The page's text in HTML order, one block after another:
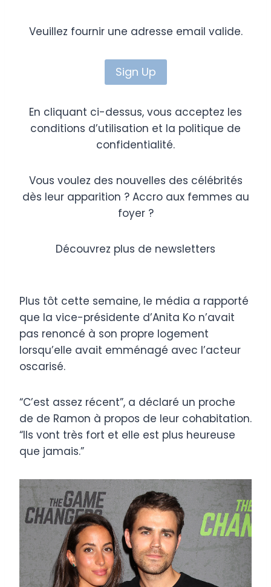
Veuillez fournir une adresse email valide.
En cliquant ci-dessus, vous acceptez les
conditions d’utilisation et la politique de
confidentialité.
Vous voulez des nouvelles des célébrités
dès leur apparition ? Accro aux femmes au
foyer ?
Découvrez plus de newsletters
Plus tôt cette semaine, le média a rapporté
que la vice-présidente d’Anita Ko n’avait
pas renoncé à son propre logement
lorsqu’elle avait emménagé avec l’acteur
oscarisé.
“C’est assez récent”, a déclaré un proche
de de Ramon à propos de leur cohabitation.
“Ils vont très fort et elle est plus heureuse
que jamais.”